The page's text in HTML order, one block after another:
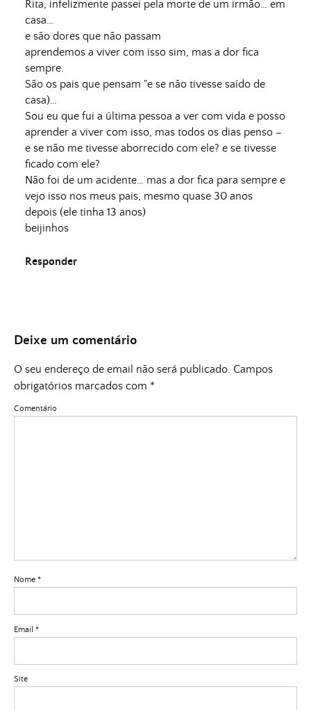
Rita, infelizmente passei pela morte de um irmão… em
casa…
e são dores que não passam
aprendemos a viver com isso sim, mas a dor fica
sempre.
São os pais que pensam "e se não tivesse saído de
casa)…
Sou eu que fui a última pessoa a ver com vida e posso
aprender a viver com isso, mas todos os dias penso –
e se não me tivesse aborrecido com ele? e se tivesse
ficado com ele?
Não foi de um acidente… mas a dor fica para sempre e
vejo isso nos meus pais, mesmo quase 30 anos
depois (ele tinha 13 anos)
beijinhos
Responder
Deixe um comentário
O seu endereço de email não será publicado. Campos
obrigatórios marcados com *
Comentário
Nome *
Email *
Site